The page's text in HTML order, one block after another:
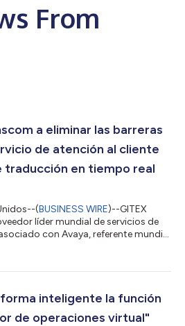
From
a eliminar las barreras
de atención al cliente
traducción en tiempo real
(BUSINESS WIRE)--GITEX
líder mundial de servicios de
con Avaya, referente mundial
de cualquier parte del
Experience Platform e
inteligente la función
de operaciones virtual"